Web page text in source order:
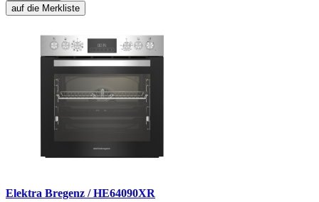
auf die Merkliste
Elektra Bregenz / HE64090XR